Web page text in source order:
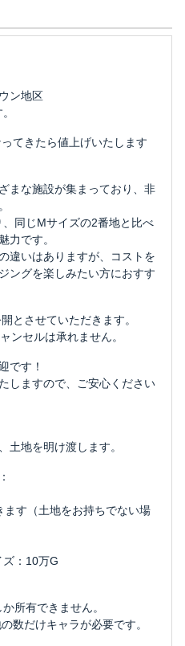
ン地区
てきたら値上げいたします
まな施設が集まっており、非
同じMサイズの2番地と比べ
力です。
違いはありますが、コストを
ングを楽しみたい方におすす
とさせていただきます。
ンセルは承れません。
です！
しますので、ご安心ください
土地を明け渡します。
す（土地をお持ちでない場
：10万G
所有できません。
数だけキャラが必要です。